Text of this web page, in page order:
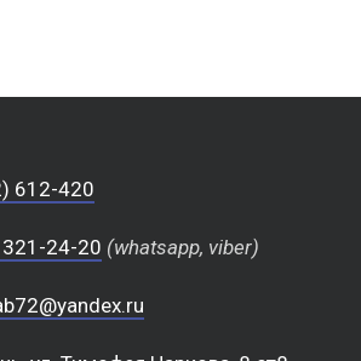
612-420
24-20 (whatsapp, viber)